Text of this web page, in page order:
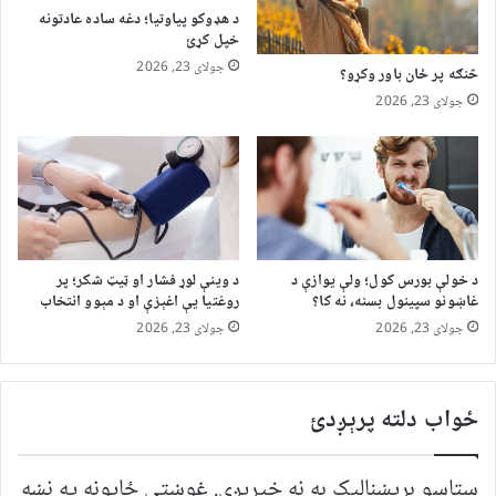
څنګه پر ځان باور وکړو؟
جولای 23, 2026
د هډوکو پیاوتیا؛ دغه ساده عادتونه
خپل کړئ
جولای 23, 2026
د خولې بورس کول؛ ولې یوازې د
غاښونو سپینول بسنه، نه کا؟
جولای 23, 2026
د وینې لوړ فشار او ټیټ شکر؛ پر
روغتیا یې اغېزې او د مېوو انتخاب
جولای 23, 2026
ځواب دلته پرېږدئ